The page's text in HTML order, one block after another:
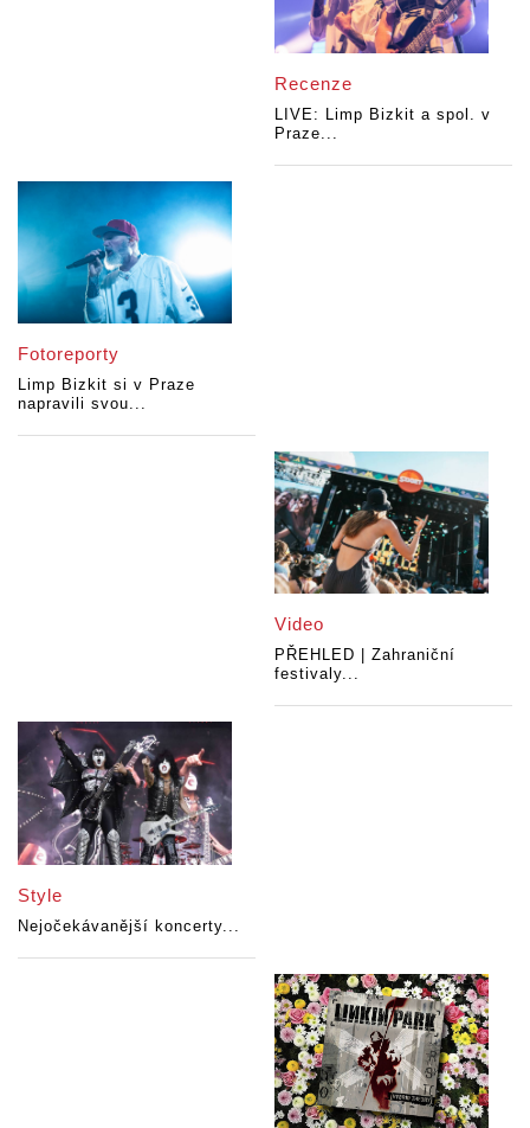
Recenze
LIVE: Limp Bizkit a spol. v
Praze...
Fotoreporty
Limp Bizkit si v Praze
napravili svou...
Video
PŘEHLED | Zahraniční
festivaly...
Style
Nejočekávanější koncerty...